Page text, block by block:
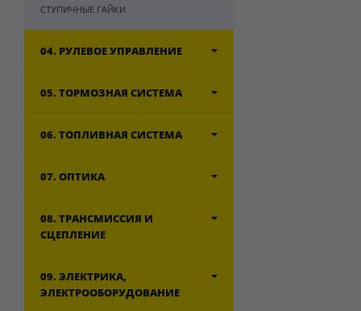
СТУПИЧНЫЕ ГАЙКИ
04. РУЛЕВОЕ УПРАВЛЕНИЕ
05. ТОРМОЗНАЯ СИСТЕМА
06. ТОПЛИВНАЯ СИСТЕМА
07. ОПТИКА
08. ТРАНСМИССИЯ И
СЦЕПЛЕНИЕ
09. ЭЛЕКТРИКА,
ЭЛЕКТРООБОРУДОВАНИЕ